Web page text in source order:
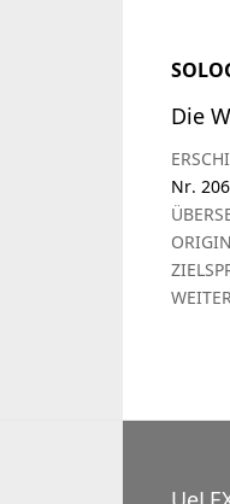
Die
Nr.